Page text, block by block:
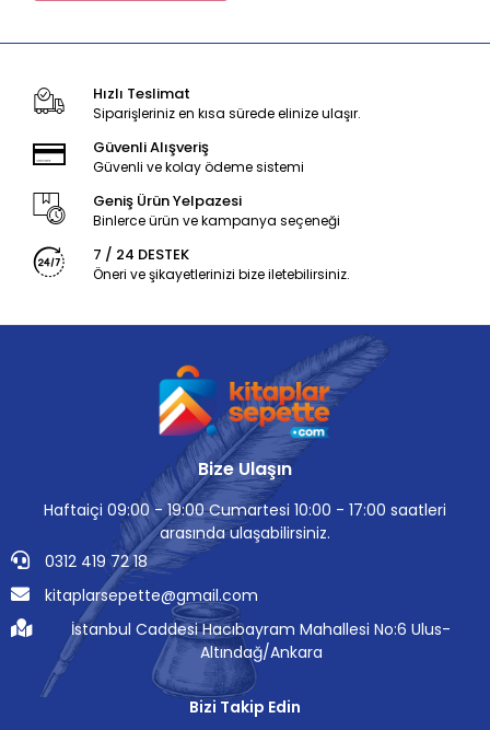
Hızlı Teslimat
Siparişleriniz en kısa sürede elinize ulaşır.
Güvenli Alışveriş
Güvenli ve kolay ödeme sistemi
Geniş Ürün Yelpazesi
Binlerce ürün ve kampanya seçeneği
7 / 24 DESTEK
Öneri ve şikayetlerinizi bize iletebilirsiniz.
Bize Ulaşın
Haftaiçi 09:00 - 19:00 Cumartesi 10:00 - 17:00 saatleri
arasında ulaşabilirsiniz.
0312 419 72 18
kitaplarsepette@gmail.com
İstanbul Caddesi Hacıbayram Mahallesi No:6 Ulus-
Altındağ/Ankara
Bizi Takip Edin